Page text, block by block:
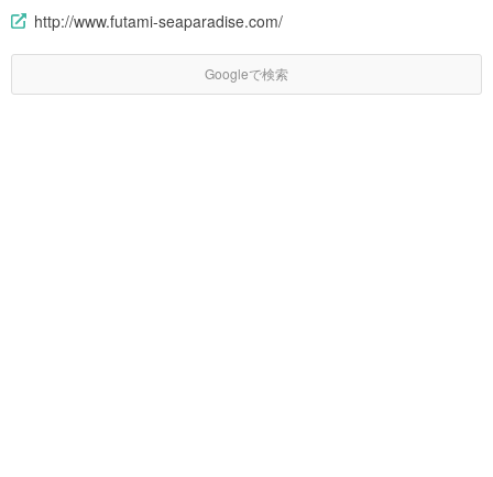
http://www.futami-seaparadise.com/
Googleで検索